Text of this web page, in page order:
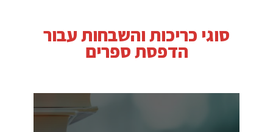
סוגי כריכות והשבחות עבור
הדפסת ספרים